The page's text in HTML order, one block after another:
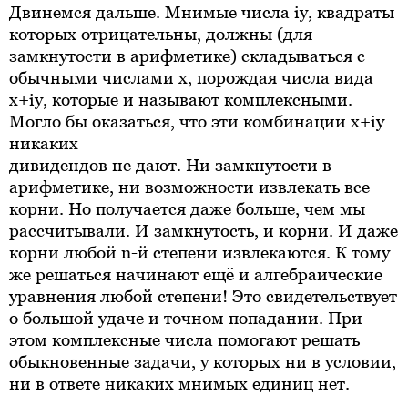
Двинемся дальше. Мнимые числа iy, квадраты
которых отрицательны, должны (для
замкнутости в арифметике) складываться с
обычными числами x, порождая числа вида
x+iy, которые и называют комплексными.
Могло бы оказаться, что эти комбинации x+iy
никаких
дивидендов не дают. Ни замкнутости в
арифметике, ни возможности извлекать все
корни. Но получается даже больше, чем мы
рассчитывали. И замкнутость, и корни. И даже
корни любой n-й степени извлекаются. К тому
же решаться начинают ещё и алгебраические
уравнения любой степени! Это свидетельствует
о большой удаче и точном попадании. При
этом комплексные числа помогают решать
обыкновенные задачи, у которых ни в условии,
ни в ответе никаких мнимых единиц нет.